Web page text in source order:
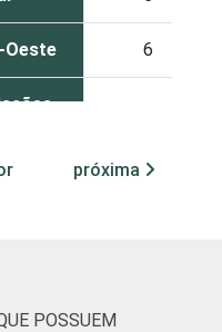
Oeste 6
e
e
próxima
POSSUEM